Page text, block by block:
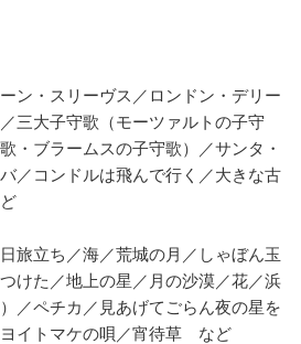
ン・スリーヴス／ロンドン・デリー
三大子守歌（モーツァルトの子守
・ブラームスの子守歌）／サンタ・
／コンドルは飛んで行く／大きな古
旅立ち／海／荒城の月／しゃぼん玉
けた／地上の星／月の沙漠／花／浜
／ペチカ／見あげてごらん夜の星を
イトマケの唄／宵待草 など